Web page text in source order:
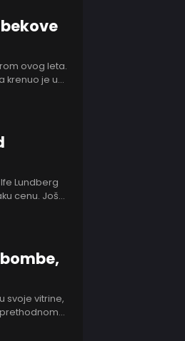
ovog leta.
krenuo je u
Lundberg
cenu. Još
svoje vitrine,